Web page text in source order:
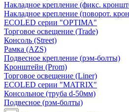
Накладное крепление (фикс.
Накладное крепление (поворот.
ECOLED серии "OPTIMA"
Торговое освещение (Trade)
Консоль (Street)
Рамка (AZS)
Подвесное крепление (рэм-болты)
Кронштейн (Prom)
Торговое освещение (Liner)
ECOLED серии "MATRIX"
Консольное (труба d-50мм)
Подвесное (рэм-болты)